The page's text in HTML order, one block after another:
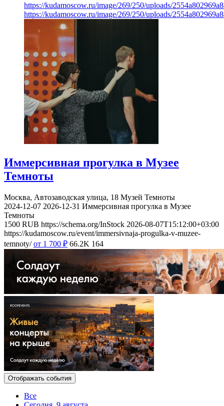
https://kudamoscow.ru/image/269/250/uploads/
https://kudamoscow.ru/image/269/250/uploads/
Иммерсивная прогулка в Музее
Темноты
Москва, Автозаводская улица, 18 Музей Темноты
2024-12-07 2026-12-31 Иммерсивная прогулка в Музее
Темноты
1500 RUB https://schema.org/InStock 2026-08-07T15:12:00+03:00
https://kudamoscow.ru/event/immersivnaja-progulka-v-muzee-
temnoty/ от 1 700 ₽ 66.2K 164
Отображать события
Все